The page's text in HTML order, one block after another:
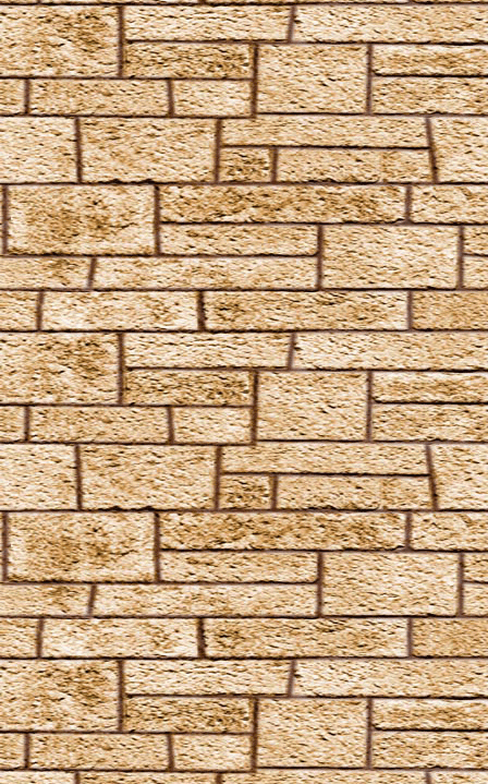
Snufflifors
Türblockierende Flammen
Vermiculus
Vipera Evanesca